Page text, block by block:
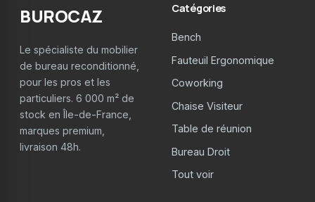
BUROCAZ
Le spécialiste du mobilier
de bureau reconditionné,
pour les pros et les
particuliers. 6 000 m² de
stock en Île-de-France,
marques premium,
livraison 48h.
Catégories
Bench
Fauteuil Ergonomique
Coworking
Chaise Visiteur
Table de réunion
Bureau Droit
Tout voir